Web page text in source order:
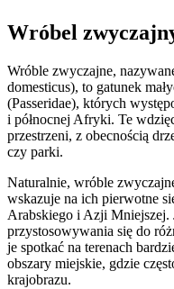
Wróbel
Wróble zwyczajne,
domesticus), to gatunek
(Passeridae), których
i północnej Afryki. Te
przestrzeni, z obecnością
czy parki.
Naturalnie, wróble
wskazuje na ich pierwotne
Arabskiego i Azji Mniejszej.
przystosowywania się do
je spotkać na terenach
obszary miejskie, gdzie
krajobrazu.